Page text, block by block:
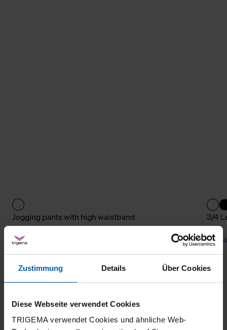
Zustimmung Details Über Cookies
Diese Webseite verwendet Cookies
TRIGEMA verwendet Cookies und ähnliche Web-
Jogging pants with high waistband
from 57,00 €
3/4
from